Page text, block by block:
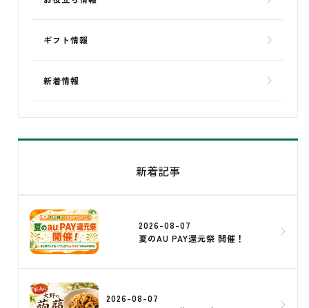
ギフト情報
新着情報
新着記事
2026-08-07
夏のAU PAY還元祭 開催！
2026-08-07